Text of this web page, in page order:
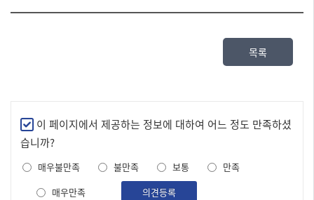
목록
만
족
도
조
이 페이지에서 제공하는 정보에 대하여 어느 정도 만족하셨
습니까?
매우불만족 불만족 보통
만족
매우만족
의견등록